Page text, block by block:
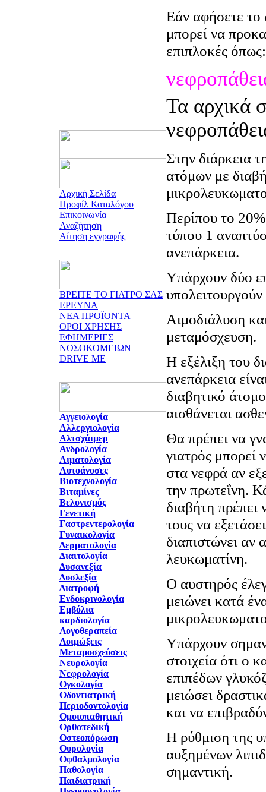
Αρχική Σελίδα
Προφίλ Καταλόγου
Επικοινωνία
Αναζήτηση
Αίτηση εγγραφής
ΒΡΕΙΤΕ ΤΟ ΓΙΑΤΡΟ ΣΑΣ
ΕΡΕΥΝΑ
ΝΕΑ ΠΡΟΪΟΝΤΑ
ΟΡΟΙ ΧΡΗΣΗΣ
ΕΦΗΜΕΡΙΕΣ
ΝΟΣΟΚΟΜΕΙΩΝ
DRIVE ME
Αγγειολογία
Αλλεργιολογία
Αλτσχάιμερ
Ανδρολογία
Αιματολογία
Αυτοάνοσες
Βιοτεχνολογία
Βιταμίνες
Βελονισμός
Γενετική
Γαστρεντερολογία
Γυναικολογία
Δερματολογία
Διαιτολογία
Δυσανεξία
Δυσλεξία
Διατροφή
Ενδοκρινολογία
Εμβόλια
καρδιολογία
Λογοθεραπεία
Λοιμώξεις
Μεταμοσχεύσεις
Νευρολογία
Νεφρολογία
Ογκολογία
Οδοντιατρική
Περιοδοντολογία
Ομοιοπαθητική
Ορθοπεδική
Οστεοπόρωση
Ουρολογία
Οφθαλμολογία
Παθολογία
Παιδιατρική
Εάν αφήσετε το
μπορεί να
επιπλοκές όπως:
Τα αρχικά
Στην διάρκεια
ατόμων με
Περίπου το
τύπου 1
ανεπάρκεια.
Υπάρχουν δύο
Αιμοδιάλυση
μεταμόσχευση.
Η εξέλιξη του
ανεπάρκεια
διαβητικό
αισθάνεται
Θα πρέπει να
γιατρός μπορεί
στα νεφρά αν
την πρωτεΐνη.
διαβήτη πρέπει
τους να
διαπιστώνει αν
λευκωματίνη.
Ο αυστηρός
μειώνει κατά
Υπάρχουν
στοιχεία ότι ο
επιπέδων
μειώσει
και να
Η ρύθμιση της
αυξημένων
σημαντική.